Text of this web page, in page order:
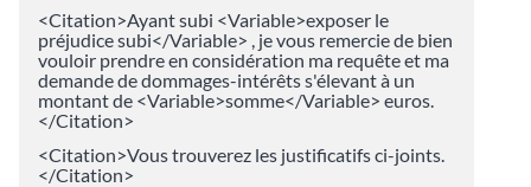
<Citation>Ayant subi <Variable>exposer le
préjudice subi</Variable> , je vous remercie de bien
vouloir prendre en considération ma requête et ma
demande de dommages-intérêts s'élevant à un
montant de <Variable>somme</Variable> euros.
</Citation>
<Citation>Vous trouverez les justificatifs ci-joints.
</Citation>